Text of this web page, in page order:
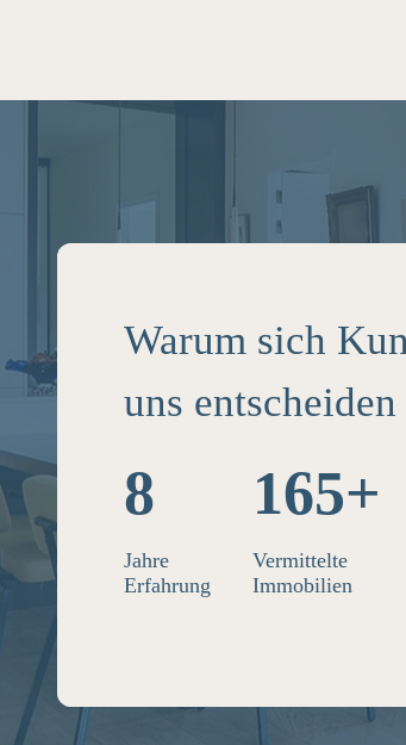
Warum sich
uns entscheiden
8
Jahre
Erfahrung
165+
Vermittelte
Immobilien
exzellenten
Immobilie für uns
zufrieden und
von EXIT